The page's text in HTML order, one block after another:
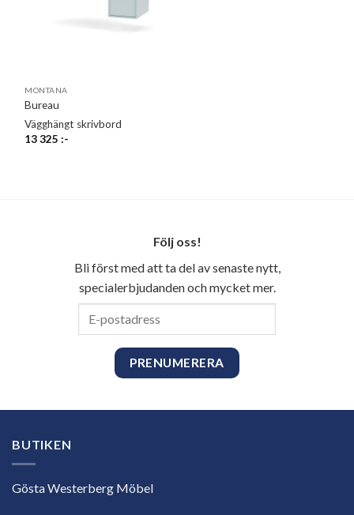
MONTANA
Bureau
Vägghängt skrivbord
13 325:-
Följ oss!
Bli först med att ta del av senaste nytt,
specialerbjudanden och mycket mer.
BUTIKEN
Gösta Westerberg Möbel